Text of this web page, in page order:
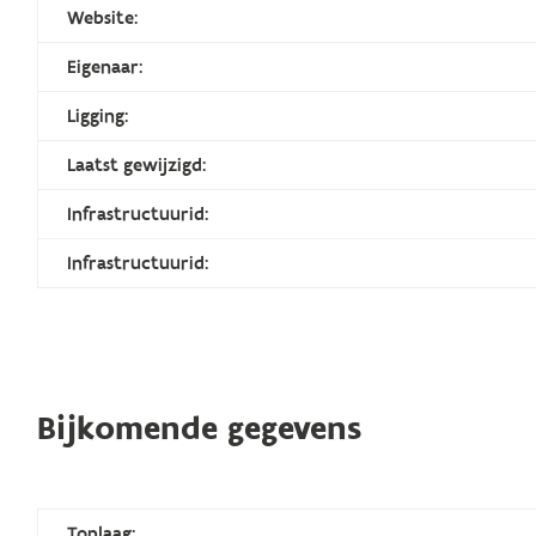
Website:
Eigenaar:
Ligging:
Laatst gewijzigd:
Infrastructuurid:
Infrastructuurid:
Bijkomende gegevens